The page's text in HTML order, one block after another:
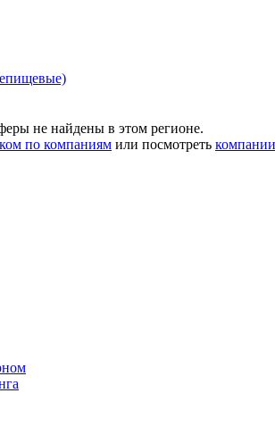
не найдены в этом регионе.
по компаниям или посмотреть